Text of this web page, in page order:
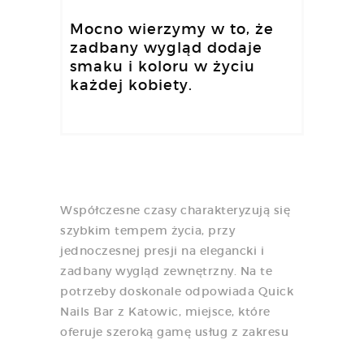
Mocno wierzymy w to, że
zadbany wygląd dodaje
smaku i koloru w życiu
każdej kobiety.
Współczesne czasy charakteryzują się
szybkim tempem życia, przy
jednoczesnej presji na elegancki i
zadbany wygląd zewnętrzny. Na te
potrzeby doskonale odpowiada Quick
Nails Bar z Katowic, miejsce, które
oferuje szeroką gamę usług z zakresu